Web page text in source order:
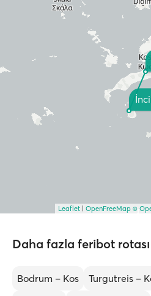
Leaflet OpenFreeMap ©
Daha fazla feribot rotası
Bodrum – Kos Turgutreis –